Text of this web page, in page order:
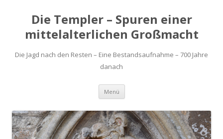
Die Templer – Spuren einer
mittelalterlichen Großmacht
Die Jagd nach den Resten – Eine Bestandsaufnahme – 700 Jahre
danach
Menü Zum
springen